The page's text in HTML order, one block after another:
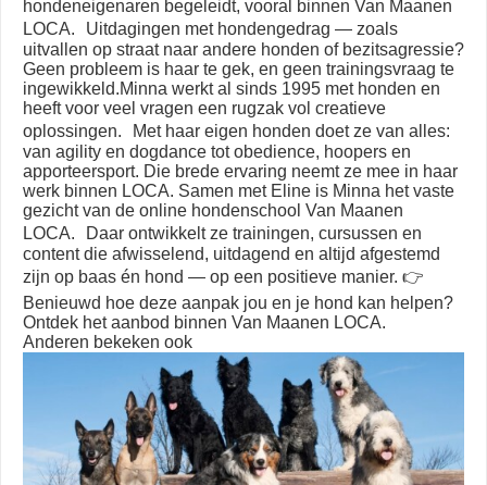
hondeneigenaren begeleidt, vooral binnen Van Maanen
LOCA. Uitdagingen met hondengedrag — zoals
uitvallen op straat naar andere honden of bezitsagressie?
Geen probleem is haar te gek, en geen trainingsvraag te
ingewikkeld.Minna werkt al sinds 1995 met honden en
heeft voor veel vragen een rugzak vol creatieve
oplossingen. Met haar eigen honden doet ze van alles:
van agility en dogdance tot obedience, hoopers en
apporteersport. Die brede ervaring neemt ze mee in haar
werk binnen LOCA. Samen met Eline is Minna het vaste
gezicht van de online hondenschool Van Maanen
LOCA. Daar ontwikkelt ze trainingen, cursussen en
content die afwisselend, uitdagend en altijd afgestemd
zijn op baas én hond — op een positieve manier. 👉
Benieuwd hoe deze aanpak jou en je hond kan helpen?
Ontdek het aanbod binnen Van Maanen LOCA.
Anderen bekeken ook